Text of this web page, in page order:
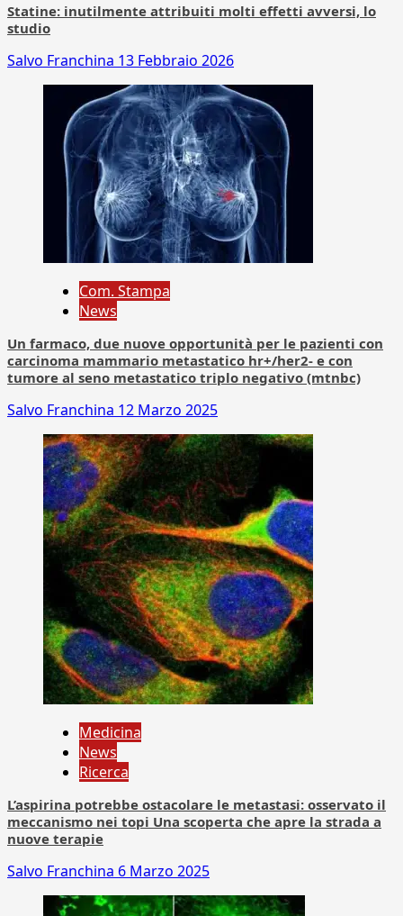
Statine: inutilmente attribuiti molti effetti avversi, lo
studio
Salvo Franchina 13 Febbraio 2026
Com. Stampa
News
Un farmaco, due nuove opportunità per le pazienti con
carcinoma mammario metastatico hr+/her2- e con
tumore al seno metastatico triplo negativo (mtnbc)
Salvo Franchina 12 Marzo 2025
Medicina
News
Ricerca
L’aspirina potrebbe ostacolare le metastasi: osservato il
meccanismo nei topi Una scoperta che apre la strada a
nuove terapie
Salvo Franchina 6 Marzo 2025